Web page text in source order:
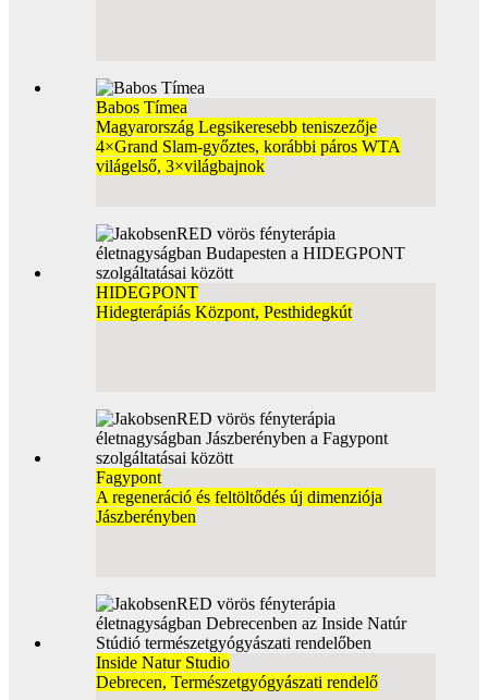
Babos Tímea
Magyarország Legsikeresebb teniszezője
4×Grand Slam-győztes, korábbi páros WTA
világelső, 3×világbajnok
HIDEGPONT
Hidegterápiás Központ, Pesthidegkút
Fagypont
A regeneráció és feltöltődés új dimenziója
Jászberényben
Inside Natur Studio
Debrecen, Természetgyógyászati rendelő